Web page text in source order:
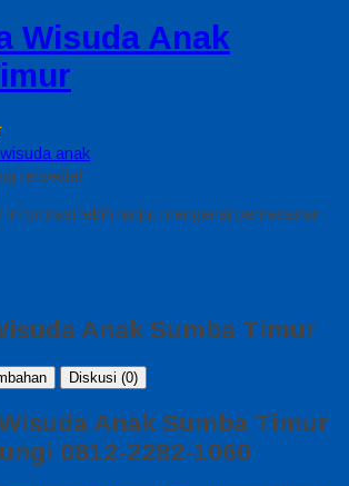
Wisuda Anak
anak
tersedia!
informasi lebih lanjut mengenai pemesanan
Anak Sumba Timur
Diskusi (0)
Anak Sumba Timur
0812-2282-1060